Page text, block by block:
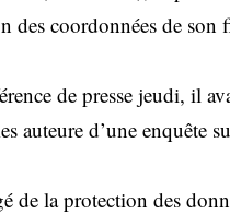
coordonnées de son
de presse jeudi, il
auteure d’une enquête
de la protection des